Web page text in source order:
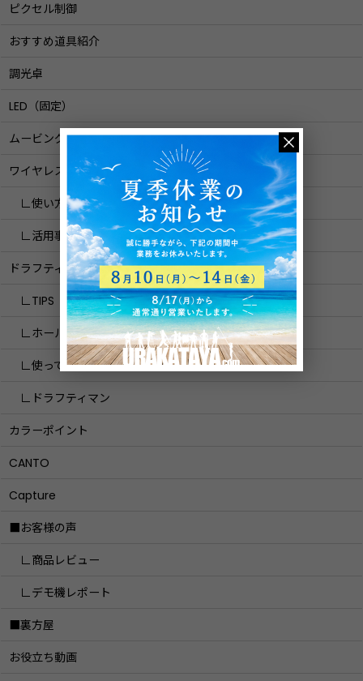
ピクセル制御
おすすめ道具紹介
調光卓
LED（固定）
ムービングライト
ワイヤレスDMX
∟使い方紹介
∟活用事例
ドラフティ
∟TIPS
∟ホール図面PJ
∟使ってみた
∟ドラフティマン
カラーポイント
CANTO
Capture
■お客様の声
∟商品レビュー
∟デモ機レポート
■裏方屋
お役立ち動画